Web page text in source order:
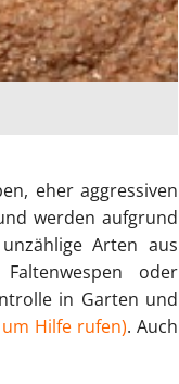
eher aggressiven
werden aufgrund
Arten aus
oder
in Garten und
Hilfe rufen). Auch